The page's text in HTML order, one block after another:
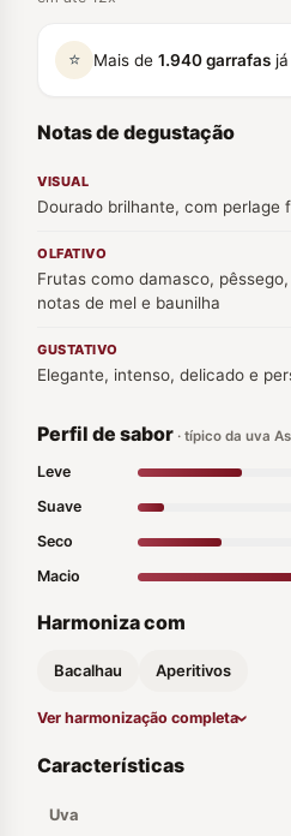
⭐ Mais de 1.940 garrafas
Notas de degustação
VISUAL
Dourado brilhante, com perlage
OLFATIVO
Frutas como damasco,
notas de mel e baunilha
GUSTATIVO
Elegante, intenso, delicado e
Perfil de sabor · típico da uva
Leve
Suave
Seco
Macio
Harmoniza com
Bacalhau Aperitivos
Ver harmonização completa
Características
Uva